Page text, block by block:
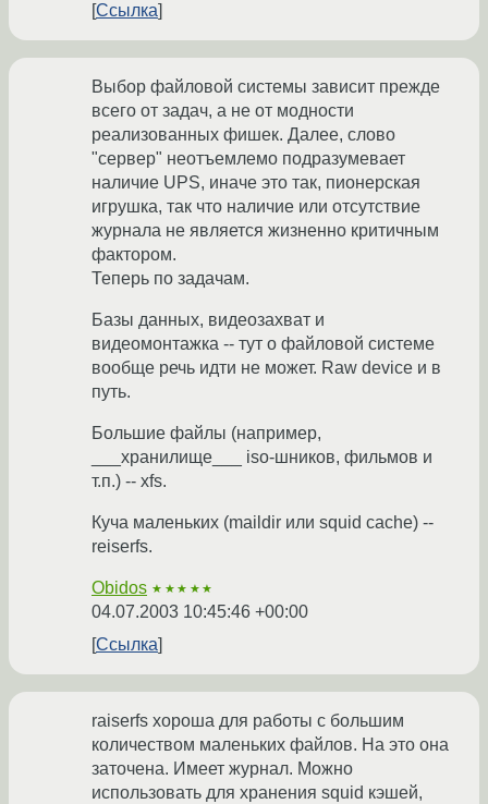
Ссылка
Выбор файловой системы зависит прежде
всего от задач, а не от модности
реализованных фишек. Далее, слово
"сервер" неотъемлемо подразумевает
наличие UPS, иначе это так, пионерская
игрушка, так что наличие или отсутствие
журнала не является жизненно критичным
фактором.
Теперь по задачам.
Базы данных, видеозахват и
видеомонтажка -- тут о файловой системе
вообще речь идти не может. Raw device и в
путь.
Большие файлы (например,
___хранилище___ iso-шников, фильмов и
т.п.) -- xfs.
Куча маленьких (maildir или squid cache) --
reiserfs.
Obidos ★★★★★
04.07.2003 10:45:46 +00:00
Ссылка
raiserfs хороша для работы с большим
количеством маленьких файлов. На это она
заточена. Имеет журнал. Можно
использовать для хранения squid кэшей,